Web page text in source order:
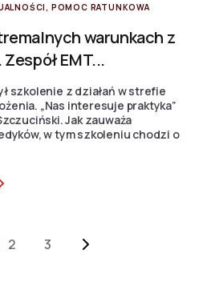
, POMOC RATUNKOWA
warunkach z
EMT...
szkolenie z działań w strefie
„Nas interesuje praktyka”
Jak zauważa
w tym szkoleniu chodzi o
2 3